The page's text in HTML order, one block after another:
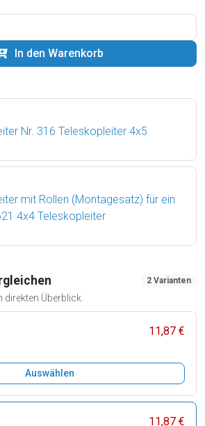
In den Warenkorb
Nr. 316 Teleskopleiter 4x5
mit Rollen (Montagesatz) für ein
4x4 Teleskopleiter
Überblick.
2 Varianten
11,87 €
Auswählen
11,87 €